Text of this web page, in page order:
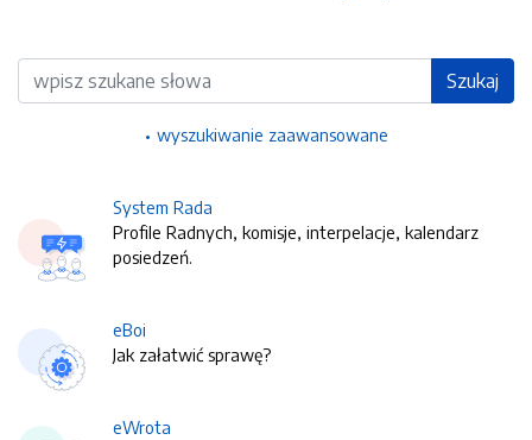
Wyszukiwarka Szukaj
wyszukiwanie zaawansowane
System Rada
Profile Radnych, komisje, interpelacje, kalendarz
posiedzeń.
eBoi
Jak załatwić sprawę?
eWrota